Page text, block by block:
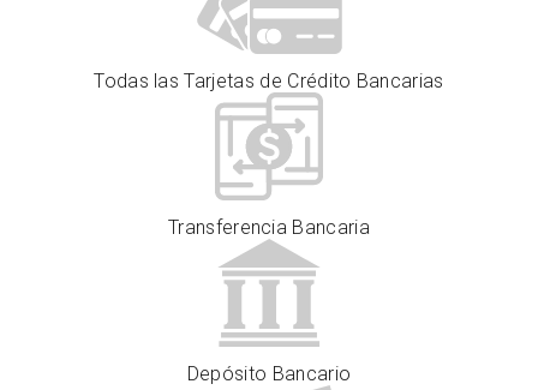
Todas las Tarjetas de Crédito Bancarias
Transferencia Bancaria
Depósito Bancario